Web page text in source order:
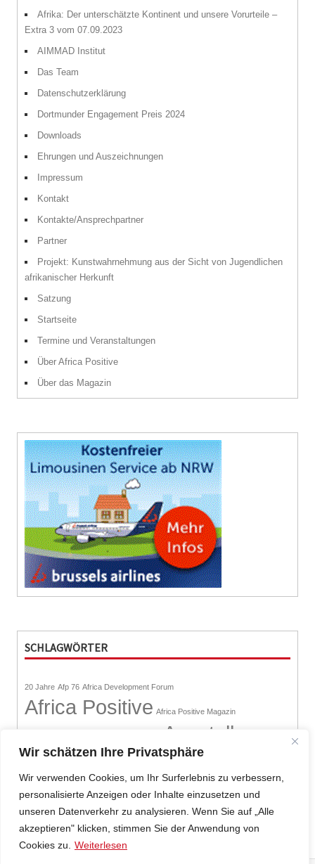
Wir schätzen Ihre Privatsphäre
Wir verwenden Cookies, um Ihr Surferlebnis zu verbessern,
personalisierte Anzeigen oder Inhalte einzusetzen und
unseren Datenverkehr zu analysieren. Wenn Sie auf „Alle
akzeptieren" klicken, stimmen Sie der Anwendung von
Cookies zu.
Weiterlesen
Afrika: Der unterschätzte Kontinent und unsere Vorurteile –
Extra 3 vom 07.09.2023
AIMMAD Institut
Das Team
Datenschutzerklärung
Dortmunder Engagement Preis 2024
Downloads
Ehrungen und Auszeichnungen
Impressum
Kontakt
Kontakte/Ansprechpartner
Partner
Projekt: Kunstwahrnehmung aus der Sicht von Jugendlichen
afrikanischer Herkunft
Satzung
Startseite
Termine und Veranstaltungen
Über Africa Positive
Über das Magazin
SCHLAGWÖRTER
20 Jahre Afp 76 Africa Development Forum
Africa Positive Africa Positive Magazin
Ausstellung
Bunte Vielfalt Clubkultur Dlamini Zuma Dortmunder Herbst
Integrationsratswahl 2020 Dortmund Kultur Migration Politik
Pressemitteilung
Redaktion Santa Claus Schmuck Südafrika Thomas Sankara
Weihnachtsmann